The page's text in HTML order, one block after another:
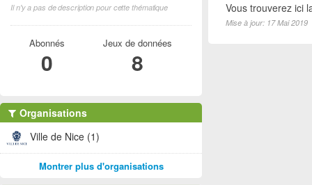
Vous trouverez ici
Mise à jour: 17 Mai 2019
Il n'y a pas de description pour cette thématique
Abonnés
0
Jeux de données
8
Organisations
Ville de Nice (1)
Montrer plus d'organisations